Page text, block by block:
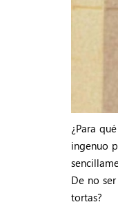
¿Para
ingenuo
De no
tortas?